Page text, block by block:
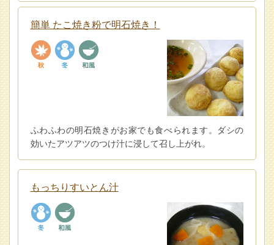
簡単 たこ焼き粉で明石焼き！
ふわふわの明石焼きがお家でも食べられます。ダシの
効いたアツアツのつけ汁に浸して召し上がれ。
もっちりすいとん汁